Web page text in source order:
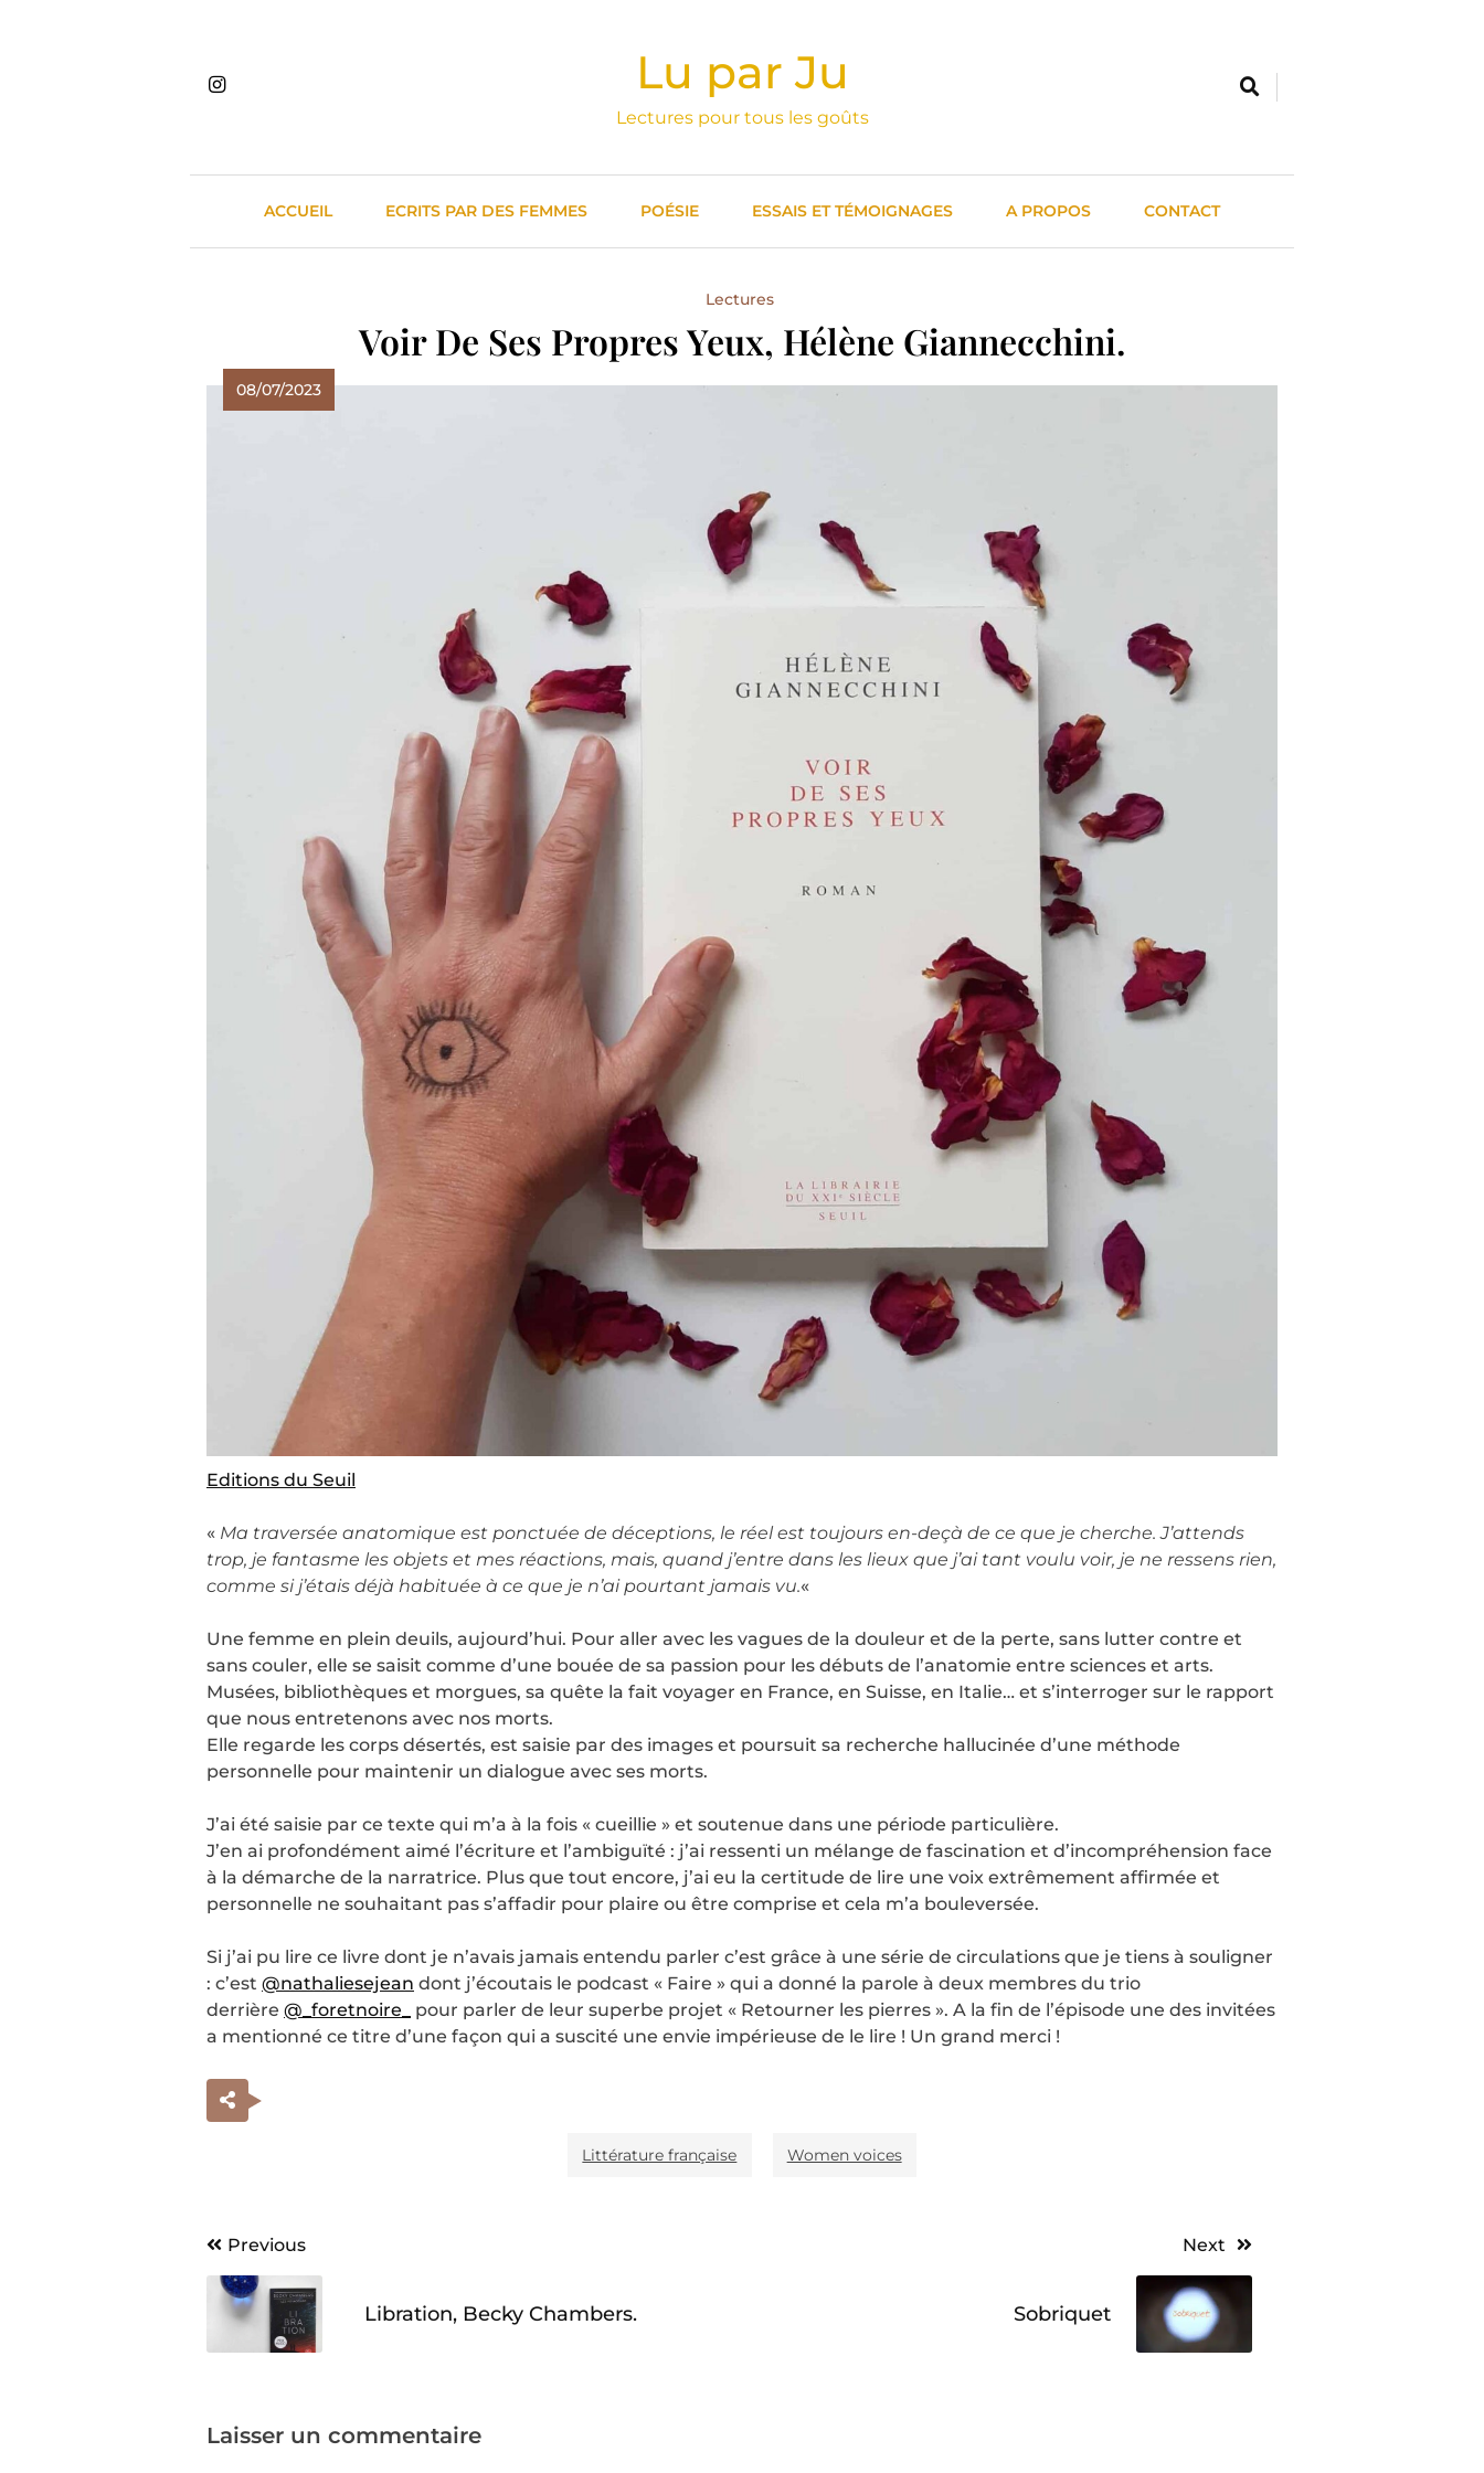
Lu par Ju
Lectures pour tous les goûts
ACCUEIL ECRITS PAR DES FEMMES POÉSIE ESSAIS ET TÉMOIGNAGES A PROPOS CONTACT
Lectures
Voir De Ses Propres Yeux, Hélène Giannecchini.
08/07/2023
Editions du Seuil
« Ma traversée anatomique est ponctuée de déceptions, le réel est toujours en-deçà de ce que je cherche. J’attends
trop, je fantasme les objets et mes réactions, mais, quand j’entre dans les lieux que j’ai tant voulu voir, je ne ressens rien,
comme si j’étais déjà habituée à ce que je n’ai pourtant jamais vu.«
Une femme en plein deuils, aujourd’hui. Pour aller avec les vagues de la douleur et de la perte, sans lutter contre et
sans couler, elle se saisit comme d’une bouée de sa passion pour les débuts de l’anatomie entre sciences et arts.
Musées, bibliothèques et morgues, sa quête la fait voyager en France, en Suisse, en Italie… et s’interroger sur le rapport
que nous entretenons avec nos morts.
Elle regarde les corps désertés, est saisie par des images et poursuit sa recherche hallucinée d’une méthode
personnelle pour maintenir un dialogue avec ses morts.
J’ai été saisie par ce texte qui m’a à la fois « cueillie » et soutenue dans une période particulière.
J’en ai profondément aimé l’écriture et l’ambiguïté : j’ai ressenti un mélange de fascination et d’incompréhension face
à la démarche de la narratrice. Plus que tout encore, j’ai eu la certitude de lire une voix extrêmement affirmée et
personnelle ne souhaitant pas s’affadir pour plaire ou être comprise et cela m’a bouleversée.
Si j’ai pu lire ce livre dont je n’avais jamais entendu parler c’est grâce à une série de circulations que je tiens à souligner
: c’est @nathaliesejean dont j’écoutais le podcast « Faire » qui a donné la parole à deux membres du trio
derrière @_foretnoire_
pour parler de leur superbe projet « Retourner les pierres ». A la fin de l’épisode une des invitées
a mentionné ce titre d’une façon qui a suscité une envie impérieuse de le lire ! Un grand merci !
Littérature française Women voices
Navigation
de
l’article
Previous
Libration, Becky Chambers.
Next
Sobriquet
Laisser un commentaire